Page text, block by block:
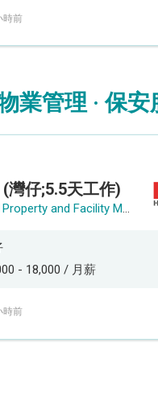
時前
業管理 · 保安
灣仔;5.5天工作)
Hopewell Property and Facility Management Ltd. 合和物業及設施管理有限公司
- 18,000 / 月薪
時前